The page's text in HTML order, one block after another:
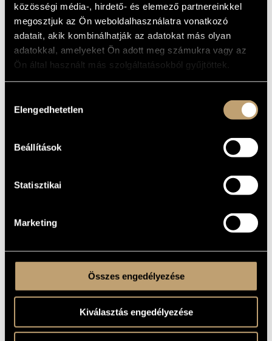
közösségi média-, hirdető- és elemező partnereinkkel
megosztjuk az Ön weboldalhasználatra vonatkozó
adatait, akik kombinálhatják az adatokat más olyan
adatokkal, amelyeket Ön adott meg számukra vagy az
Ön által használt más szolgáltatásokból gyűjtöttek.
kiválasztása
Elengedhetetlen
Beállítások
Statisztikai
Marketing
Összes engedélyezése
Kiválasztás engedélyezése
ARTIST DATABASE
COMPOSITION DATABASE
MUSIC LIBRARY, ONLINE CATALOG
BASIC DATA
PLACE OF
BIRTH
DATE OF